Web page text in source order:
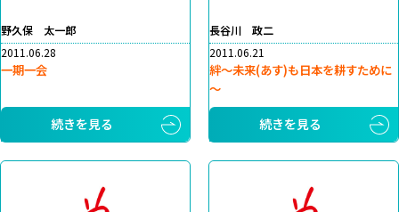
野久保 太一郎
2011.06.28
一期一会
続きを見る
長谷川 政二
2011.06.21
絆～未来(あす)も日本を耕すために
～
続きを見る